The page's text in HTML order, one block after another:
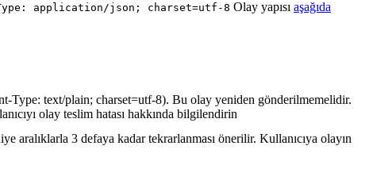
application/json; charset=utf-8 Olay yapısı aşağıda
Type: text/plain; charset=utf-8). Bu olay yeniden gönderilmemelidir.
olay teslim hatası hakkında bilgilendirin
aralıklarla 3 defaya kadar tekrarlanması önerilir. Kullanıcıya olayın